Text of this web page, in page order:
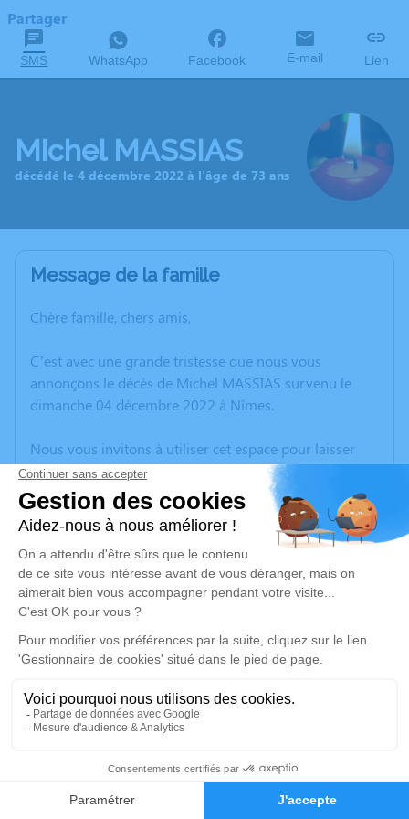
Faire-part Hommages
Partager
SMS WhatsApp Facebook E-mail Lien
Michel MASSIAS
décédé le 4 décembre 2022 à l'âge de 73 ans
Message de la famille
Chère famille, chers amis,
C’est avec une grande tristesse que nous vous
annonçons le décès de Michel MASSIAS survenu le
dimanche 04 décembre 2022 à Nîmes.
Nous vous invitons à utiliser cet espace pour laisser
vos condoléances, partager des photos souvenirs, une
anecdote ou exprimer vos pensées à travers des
poèmes ou des textes. Cet endroit est un lieu
d'expression dédié à honorer la mémoire de Michel
MASSIAS.
Un service de plantation d’arbre hommage est
disponible ici
Cérémonie civile
Cimetière d'Uzès
Chemin du Peiroulet